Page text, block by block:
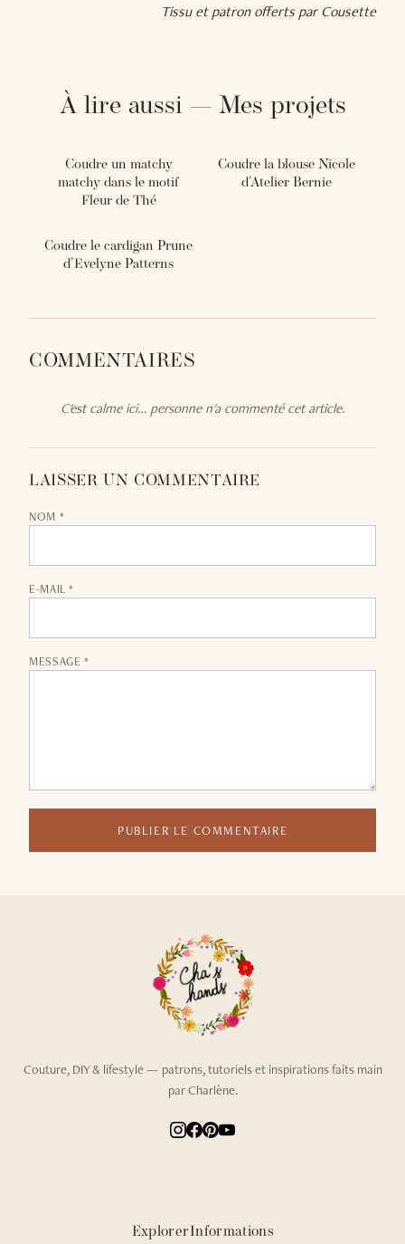
Tissu et patron offerts par Cousette
À lire aussi — Mes projets
Coudre un matchy
matchy dans le motif
Fleur de Thé
Coudre la blouse Nicole
d'Atelier Bernie
Coudre le cardigan Prune
d'Evelyne Patterns
COMMENTAIRES
C'est calme ici… personne n'a commenté cet article.
LAISSER UN COMMENTAIRE
NOM *
E-MAIL *
MESSAGE *
PUBLIER LE COMMENTAIRE
Couture, DIY & lifestyle — patrons, tutoriels et inspirations faits main
par Charlène.
ExplorerInformations